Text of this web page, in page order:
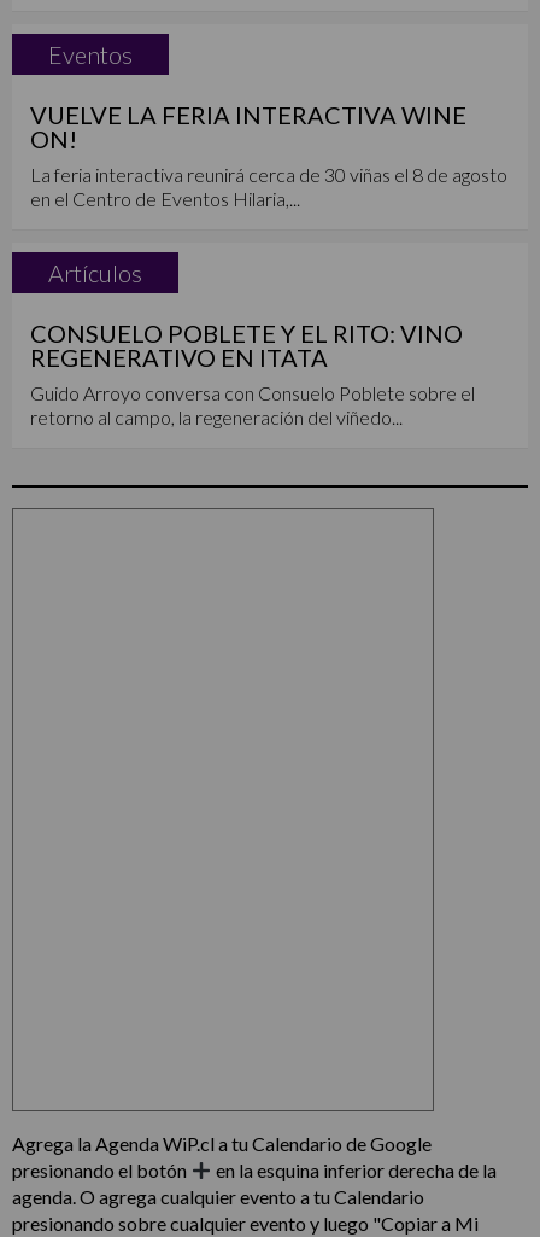
Eventos
VUELVE LA FERIA INTERACTIVA WINE
ON!
La feria interactiva reunirá cerca de 30 viñas el 8 de agosto
en el Centro de Eventos Hilaria,...
Artículos
CONSUELO POBLETE Y EL RITO: VINO
REGENERATIVO EN ITATA
Guido Arroyo conversa con Consuelo Poblete sobre el
retorno al campo, la regeneración del viñedo...
Agrega la Agenda WiP.cl a tu Calendario de Google
presionando el botón
en la esquina inferior derecha de la
agenda. O agrega cualquier evento a tu Calendario
presionando sobre cualquier evento y luego "Copiar a Mi